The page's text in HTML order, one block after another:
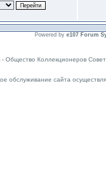
Powered by e107 Forum
- Общество Коллекционеров
обслуживание сайта